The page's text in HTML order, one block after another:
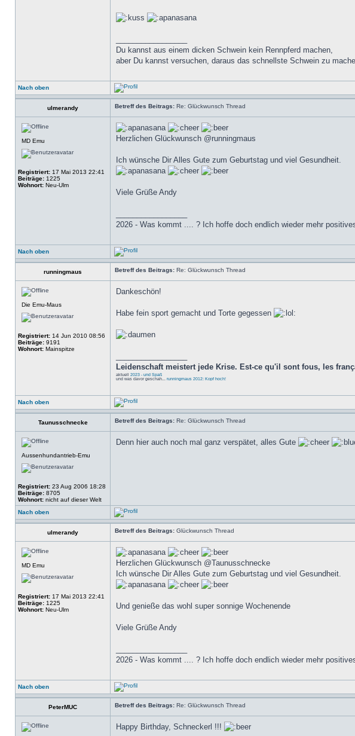
Du kannst aus einem dicken Schwein kein Rennpferd machen,
aber Du kannst versuchen, daraus das schnellste Schwein zu
Nach oben
ulmerandy Betreff des Beitrags: Re: Glückwunsch Thread
MD Emu
Registriert: 17 Mai 2013 22:41
Beiträge: 1225
Wohnort: Neu-Ulm
Herzlichen Glückwunsch @runningmaus
Ich wünsche Dir Alles Gute zum Geburtstag und viel Gesundheit.
Viele Grüße Andy
2026 - Was kommt .... ? Ich hoffe doch endlich wieder mehr
Nach oben
runningmaus Betreff des Beitrags: Re: Glückwunsch Thread
Die Emu-Maus
Registriert: 14 Jun 2010 08:56
Beiträge: 9191
Wohnort: Mainspitze
Dankeschön!
Habe fein sport gemacht und Torte gegessen
Leidenschaft meistert jede Krise. Est-ce qu'il sont fous, les
aktuell 2023 - und Spaß
und was davor geschah... runningmaus 2012: Kopf hoch!
Nach oben
Taunusschnecke Betreff des Beitrags: Re: Glückwunsch Thread
Aussenhundantrieb-Emu
Registriert: 23 Aug 2006 18:28
Beiträge: 8705
Wohnort: nicht auf dieser Welt
Denn hier auch noch mal ganz verspätet, alles Gute
Nach oben
ulmerandy Betreff des Beitrags: Glückwunsch Thread
MD Emu
Registriert: 17 Mai 2013 22:41
Beiträge: 1225
Wohnort: Neu-Ulm
Herzlichen Glückwunsch @Taunusschnecke
Ich wünsche Dir Alles Gute zum Geburtstag und viel Gesundheit.
Und genieße das wohl super sonnige Wochenende
Viele Grüße Andy
2026 - Was kommt .... ? Ich hoffe doch endlich wieder mehr
Nach oben
PeterMUC Betreff des Beitrags: Re: Glückwunsch Thread
Happy Birthday, Schneckerl !!!